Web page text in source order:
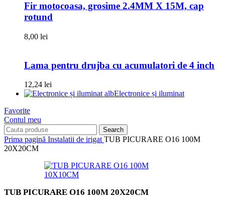
Fir motocoasa, grosime 2.4MM X 15M, cap
rotund
8,00 lei
Lama pentru drujba cu acumulatori de 4 inch
12,24 lei
Electronice și iluminat
Favorite
Contul meu
Search
Prima pagină Instalatii de irigat TUB PICURARE O16 100M
20X20CM
TUB PICURARE O16 100M 20X20CM